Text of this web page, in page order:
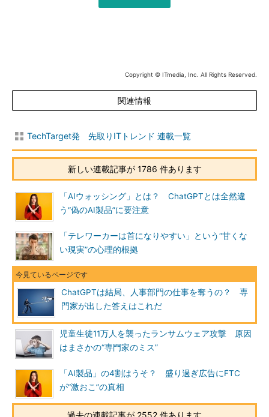
Copyright © ITmedia, Inc. All Rights Reserved.
関連情報
TechTarget発 先取りITトレンド 連載一覧
新しい連載記事が 1786 件あります
「AIウォッシング」とは？ ChatGPTとは全然違
う“偽のAI製品”に要注意
「テレワーカーは首になりやすい」という“甘くな
い現実”の心理的根拠
ChatGPTは結局、人事部門の仕事を奪うの？ 専
門家が出した答えはこれだ
児童生徒11万人を襲ったランサムウェア攻撃 原因
はまさかの“専門家のミス”
「AI製品」の4割はうそ？ 盛り過ぎ広告にFTC
が“激おこ”の真相
過去の連載記事が 2552 件あります